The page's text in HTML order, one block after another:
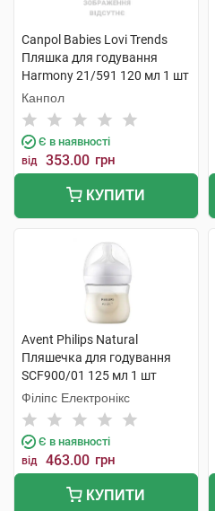
Canpol Babies Lovi Trends
Пляшка для годування
Harmony 21/591 120 мл 1 шт
Канпол
Є в наявності
від 353.00 грн
КУПИТИ
Avent Philips Natural
Пляшечка для годування
SCF900/01 125 мл 1 шт
Філіпс Електронікс
Є в наявності
від 463.00 грн
КУПИТИ